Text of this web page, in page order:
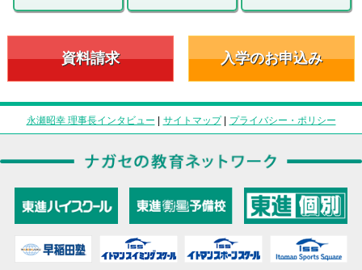
資料請求 入学のお申込み
永瀬昭幸 理事長インタビュー | サイトマップ| プライバシー・ポリシー